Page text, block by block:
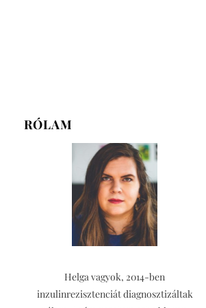
RÓLAM
Helga vagyok, 2014-ben
inzulinrezisztenciát diagnosztizáltak